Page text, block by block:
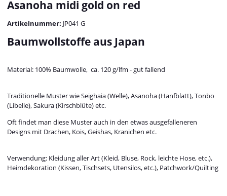
Asanoha midi gold on red
Artikelnummer: JP041 G
Baumwollstoffe aus Japan
Material: 100% Baumwolle, ca. 120 g/lfm - gut fallend
Traditionelle Muster wie Seighaia (Welle), Asanoha (Hanfblatt), Tonbo
(Libelle), Sakura (Kirschblüte) etc.
Oft findet man diese Muster auch in den etwas ausgefalleneren
Designs mit Drachen, Kois, Geishas, Kranichen etc.
Verwendung: Kleidung aller Art (Kleid, Bluse, Rock, leichte Hose, etc.),
Heimdekoration (Kissen, Tischsets, Utensilos, etc.), Patchwork/Quilting